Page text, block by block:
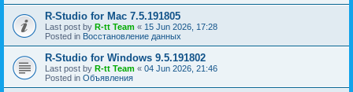
R-Studio for Mac 7.5.191805
Last post by R-tt Team « 15 Jun 2026, 17:28
Posted in Восстановление данных
R-Studio for Windows 9.5.191802
Last post by R-tt Team « 04 Jun 2026, 21:46
Posted in Объявления